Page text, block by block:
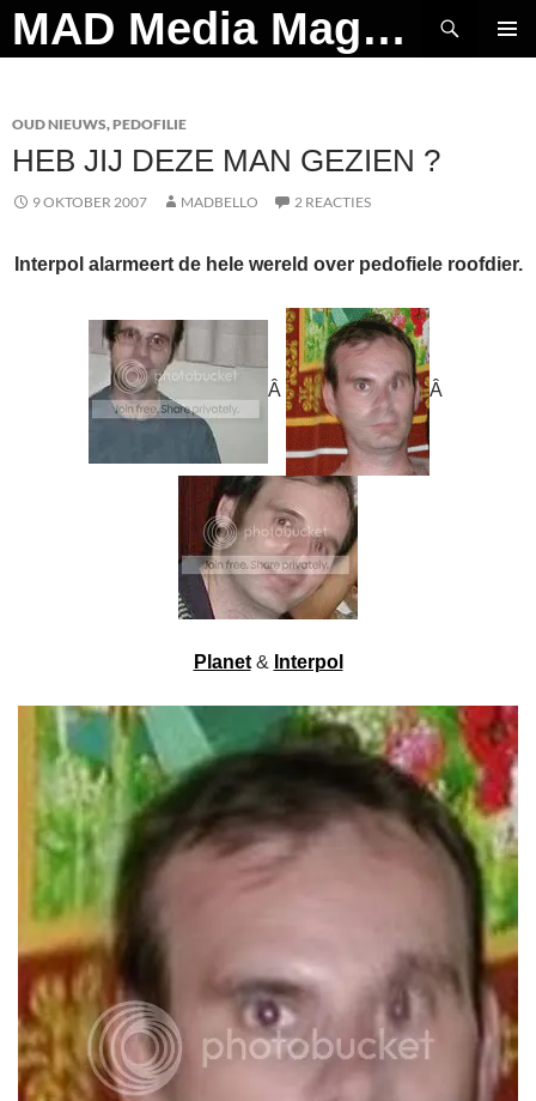
Ga
naar
MAD Media Magazine
Zoeken
OUD NIEUWS,PEDOFILIE
HEB JIJ DEZE MAN GEZIEN ?
9 OKTOBER 2007 MADBELLO 2 REACTIES
Interpol alarmeert de hele wereld over pedofiele roofdier.
Â Â
Planet& Interpol